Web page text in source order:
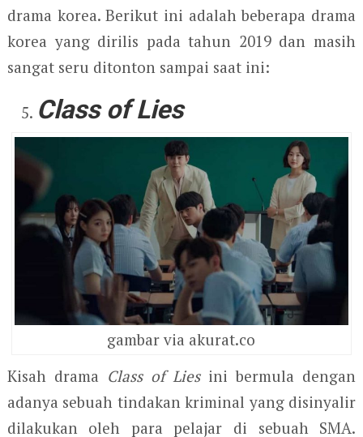
drama korea. Berikut ini adalah beberapa drama
korea yang dirilis pada tahun 2019 dan masih
sangat seru ditonton sampai saat ini:
Class of Lies
gambar via akurat.co
Kisah drama Class of Liesini bermula dengan
adanya sebuah tindakan kriminal yang disinyalir
dilakukan oleh para pelajar di sebuah SMA.